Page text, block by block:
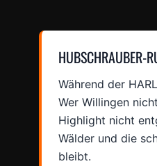
HUBSCHRAUBER-
Während der
Wer Willingen
Highlight nicht
Wälder und die
bleibt.